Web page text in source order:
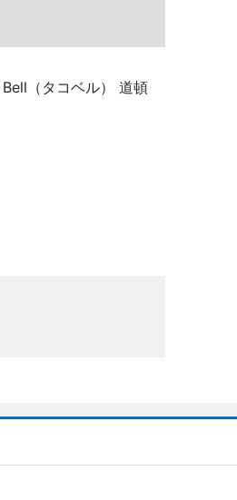
（タコベル） 道頓